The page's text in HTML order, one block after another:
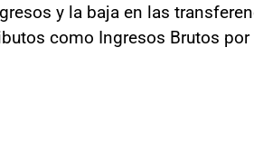
y la baja en las
como Ingresos Brutos